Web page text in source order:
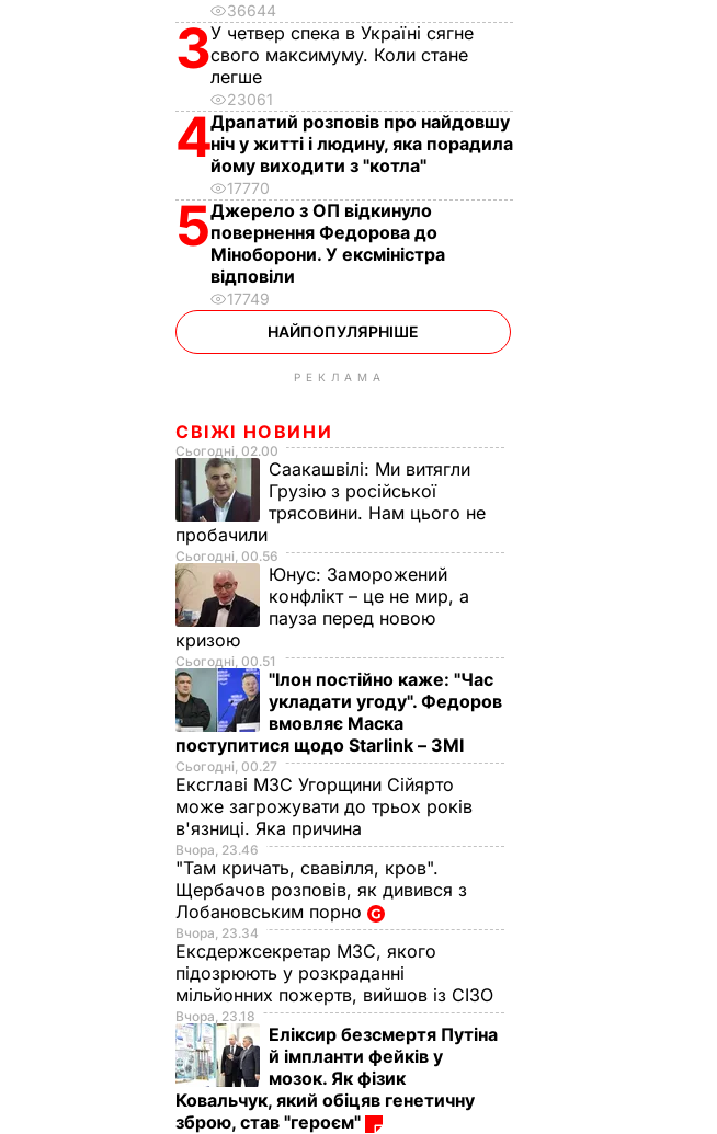
36644
3У четвер спека в Україні сягне
свого максимуму. Коли стане
легше
23061
4Драпатий розповів про найдовшу
ніч у житті і людину, яка порадила
йому виходити з "котла"
17770
5Джерело з ОП відкинуло
повернення Федорова до
Міноборони. У ексміністра
відповіли
17749
НАЙПОПУЛЯРНІШЕ
РЕКЛАМА
СВІЖІ НОВИНИ
Сьогодні, 02.00
Саакашвілі: Ми витягли
Грузію з російської
трясовини. Нам цього не
пробачили
Сьогодні, 00.56
Юнус: Заморожений
конфлікт – це не мир, а
пауза перед новою
кризою
Сьогодні, 00.51
"Ілон постійно каже: "Час
укладати угоду". Федоров
вмовляє Маска
поступитися щодо Starlink – ЗМІ
Сьогодні, 00.27
Ексглаві МЗС Угорщини Сійярто
може загрожувати до трьох років
в'язниці. Яка причина
Вчора, 23.46
"Там кричать, свавілля, кров".
Щербачов розповів, як дивився з
Лобановським порно
Вчора, 23.34
Ексдержсекретар МЗС, якого
підозрюють у розкраданні
мільйонних пожертв, вийшов із СІЗО
Вчора, 23.18
Еліксир безсмертя Путіна
й імпланти фейків у
мозок. Як фізик
Ковальчук, який обіцяв генетичну
зброю, став "героєм"